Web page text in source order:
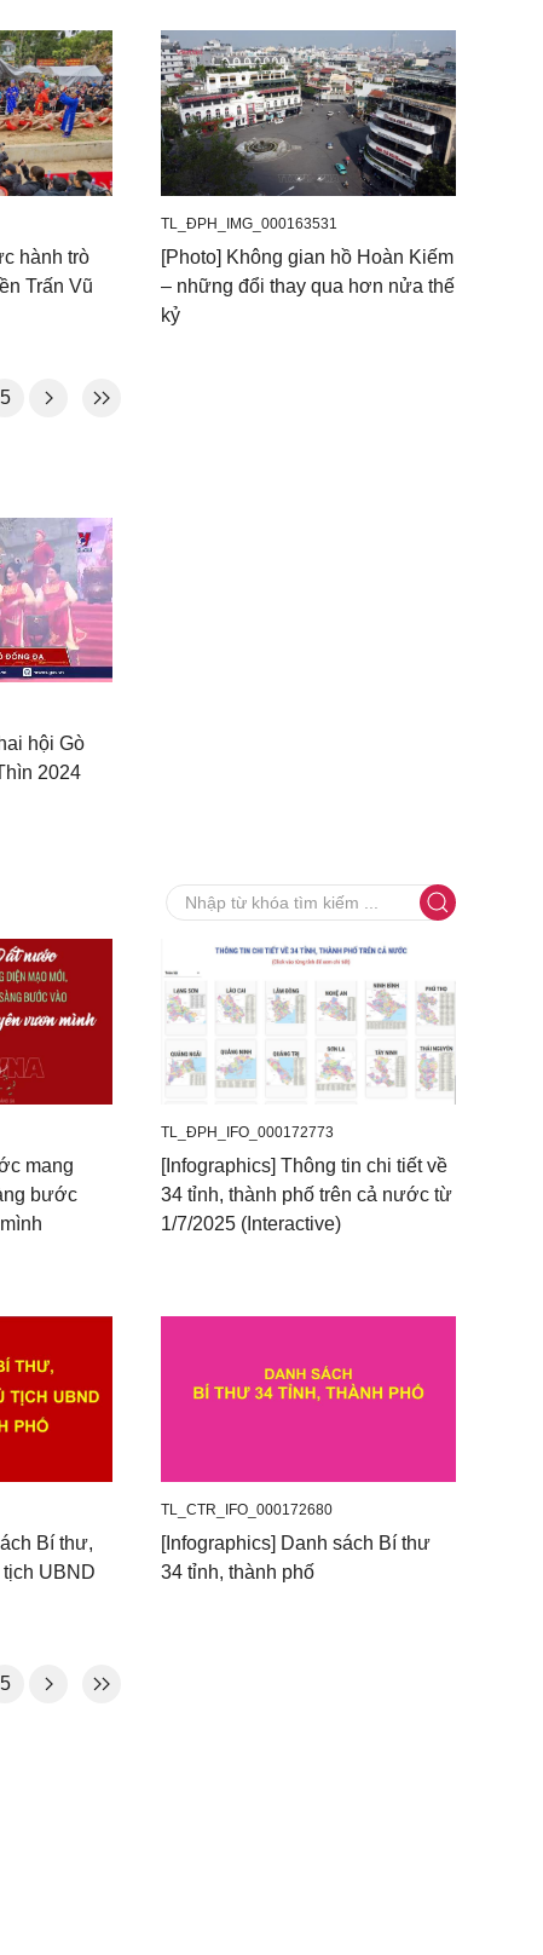
hành trò
Trấn Vũ
TL_ĐPH_IMG_000163531
[Photo] Không gian hồ Hoàn Kiếm
– những đổi thay qua hơn nửa thế
kỷ
5
hội Gò
2024
mang
bước
TL_ĐPH_IFO_000172773
[Infographics] Thông tin chi tiết về
34 tỉnh, thành phố trên cả nước từ
1/7/2025 (Interactive)
Bí thư,
UBND
TL_CTR_IFO_000172680
[Infographics] Danh sách Bí thư
34 tỉnh, thành phố
5